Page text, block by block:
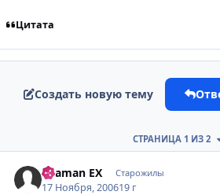
Цитата
Создать новую тему
СТРАНИЦА 1 ИЗ 2
Shaman EX Старожилы
17 Ноября, 200619 г